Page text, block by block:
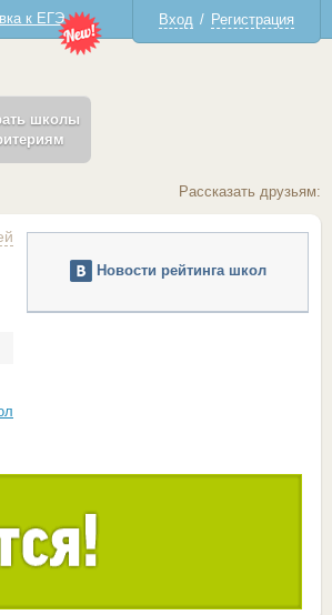
Вход / Регистрация
к ЕГЭ
школы
Рассказать друзьям:
Новости рейтинга школ